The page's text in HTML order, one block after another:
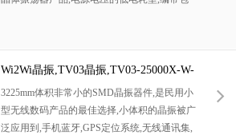
轻.产品被广泛应用到集成电路,程控交换系统,
无线发射基站
Wi2Wi晶振,TV03晶振,TV03-25000X-W-
N-D-3-R-X*晶振
3225mm体积非常小的SMD晶振器件,是民用小
型无线数码产品的最佳选择,小体积的晶振被广
泛应用到,手机蓝牙,GPS定位系统,无线通讯集,